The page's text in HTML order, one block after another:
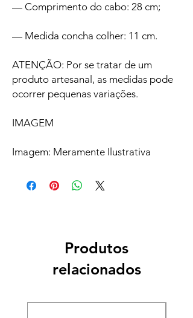
— Comprimento do cabo: 28 cm;
— Medida concha colher: 11 cm.
ATENÇÃO: Por se tratar de um
produto artesanal, as medidas pode
ocorrer pequenas variações.
IMAGEM
Imagem: Meramente Ilustrativa
Produtos
relacionados